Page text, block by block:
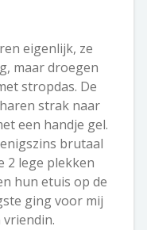
eigenlijk, ze
maar droegen
stropdas. De
strak naar
een handje gel.
brutaal
2 lege plekken
hun etuis op de
ging voor mij